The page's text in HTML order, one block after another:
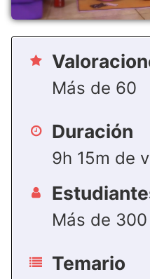
Más de 60
Duración
9h 15m de
Más de 300
Temario